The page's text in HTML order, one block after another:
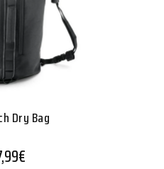
Dry Bag
€